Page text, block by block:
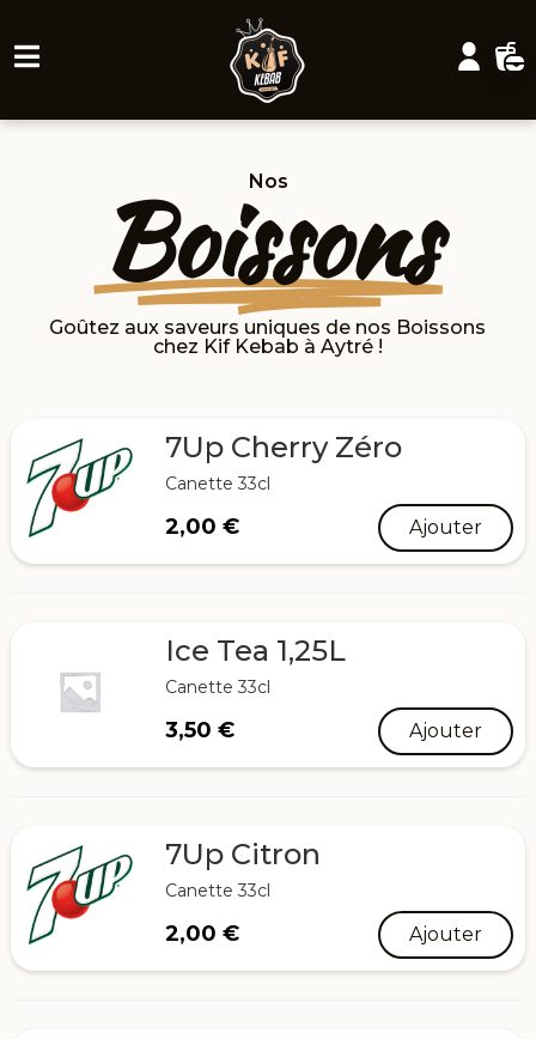
Nos
Boissons
Goûtez aux saveurs uniques de nos Boissons
chez Kif Kebab à Aytré !
7Up Cherry Zéro
Canette 33cl
2,00 € Ajouter
Ice Tea 1,25L
Canette 33cl
3,50 € Ajouter
7Up Citron
Canette 33cl
2,00 € Ajouter